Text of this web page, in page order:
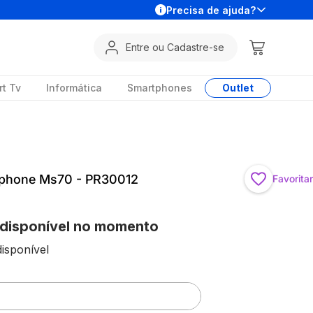
Precisa de ajuda?
Entre ou Cadastre-se
Tv Informática Smartphones Outlet
Ms70 - PR30012 Favoritar
no momento